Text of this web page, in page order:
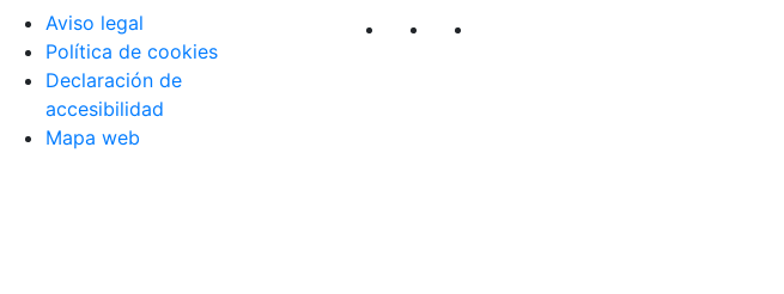
Aviso legal
Política de cookies
Declaración de
accesibilidad
Mapa web
Segueix-nos al nostre canal de Twitter